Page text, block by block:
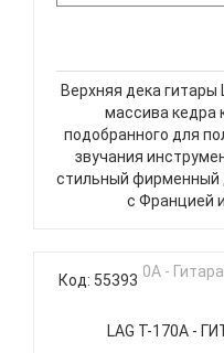
Верхняя дека гитары
массива кедра
подобранного для
звучания
стильный фирменный
с Францией
Код: 55393
LAG T-170A -